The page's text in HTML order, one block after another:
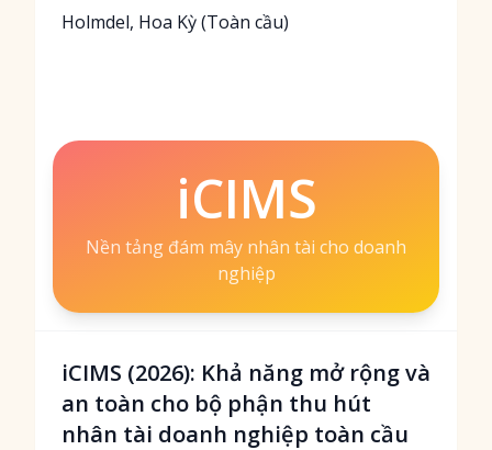
Holmdel, Hoa Kỳ (Toàn cầu)
iCIMS
Nền tảng đám mây nhân tài cho doanh
nghiệp
iCIMS (2026): Khả năng mở rộng và
an toàn cho bộ phận thu hút
nhân tài doanh nghiệp toàn cầu